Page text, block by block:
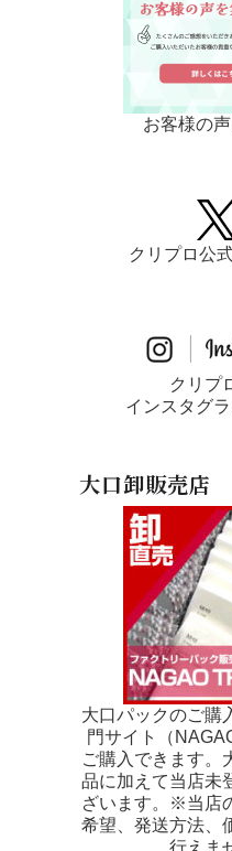
お客様の
クリプロ公
クリプ
インスタグ
大口卸販売店
大口パックのご購
門サイト（
ご購入できます。
品に加えて当店未
ざいます。※当店
希望、発送方法、
行えま